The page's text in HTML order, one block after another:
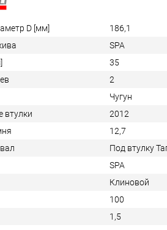
D [мм]
186,1
SPA
35
2
Чугун
втулки
2012
12,7
Под втулку
SPA
Клиновой
100
1,5